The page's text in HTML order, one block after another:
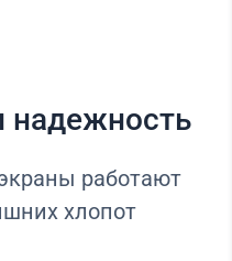
надежность
работают
хлопот